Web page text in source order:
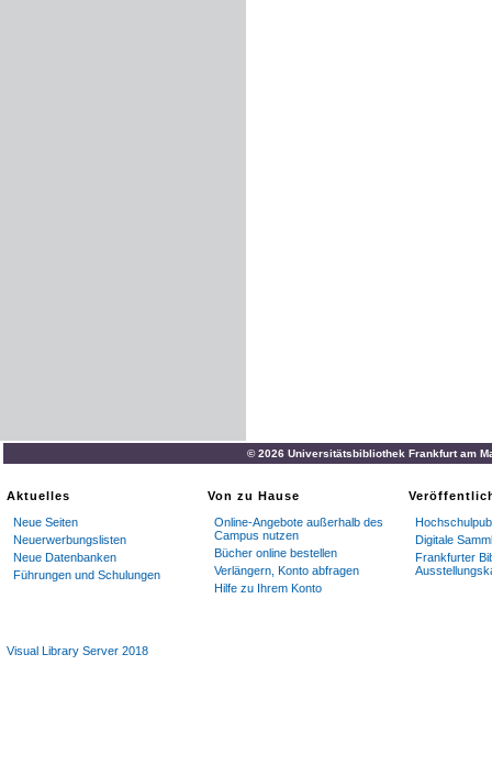
© 2026 Universitätsbibliothek Frankfurt am
Aktuelles
Neue Seiten
Neuerwerbungslisten
Neue Datenbanken
Führungen und Schulungen
Von zu Hause
Online-Angebote außerhalb des
Campus nutzen
Bücher online bestellen
Verlängern, Konto abfragen
Hilfe zu Ihrem Konto
Digitale
Frankfurter
Visual Library Server 2018